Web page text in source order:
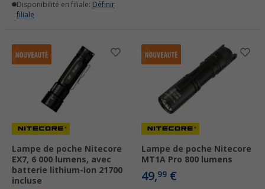
Disponibilité en filiale: Définir
filiale
Lampe de poche Nitecore
EX7, 6 000 lumens, avec
batterie lithium-ion 21700
incluse
Lampe de poche Nitecore
MT1A Pro 800 lumens
49,99 €